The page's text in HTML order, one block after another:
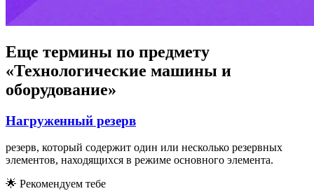
Еще термины по предмету
«Технологические машины и
оборудование»
Нагруженный резерв
резерв, который содержит один или несколько резервных
элементов, находящихся в режиме основного элемента.
🌟 Рекомендуем тебе